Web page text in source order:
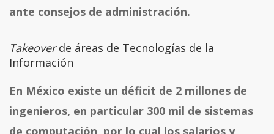
ante consejos de administración.
Takeoverde áreas de Tecnologías de la
Información
En México existe un déficit de 2 millones de
ingenieros, en particular 300 mil de sistemas
de computación, por lo cual los salarios y